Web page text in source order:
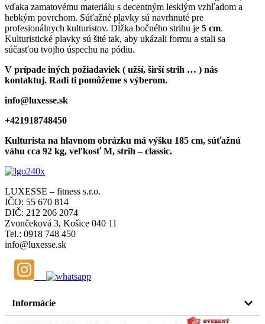
vďaka zamatovému materiálu s decentným lesklým vzhľadom a
hebkým povrchom. Súťažné plavky sú navrhnuté pre
profesionálnych kulturistov. Dĺžka bočného strihu je 5 cm.
Kulturistické plavky sú šité tak, aby ukázali formu a stali sa
súčasťou tvojho úspechu na pódiu.
V prípade iných požiadaviek ( užší, širší strih … ) nás
kontaktuj. Radi ti pomôžeme s výberom.
info@luxesse.sk
+421918748450
Kulturista na hlavnom obrázku má výšku 185 cm, súťažnú
váhu cca 92 kg, veľkosť M, strih – classic.
LUXESSE – fitness s.r.o.
IČO: 55 670 814
DIČ: 212 206 2074
Zvončeková 3, Košice 040 11
Tel.: 0918 748 450
info@luxesse.sk
Informácie